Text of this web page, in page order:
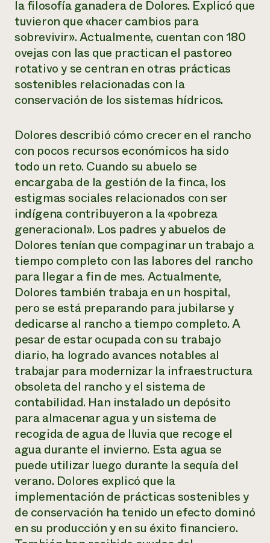
la filosofía ganadera de Dolores. Explicó que
tuvieron que «hacer cambios para
sobrevivir». Actualmente, cuentan con 180
ovejas con las que practican el pastoreo
rotativo y se centran en otras prácticas
sostenibles relacionadas con la
conservación de los sistemas hídricos.
Dolores describió cómo crecer en el rancho
con pocos recursos económicos ha sido
todo un reto. Cuando su abuelo se
encargaba de la gestión de la finca, los
estigmas sociales relacionados con ser
indígena contribuyeron a la «pobreza
generacional». Los padres y abuelos de
Dolores tenían que compaginar un trabajo a
tiempo completo con las labores del rancho
para llegar a fin de mes. Actualmente,
Dolores también trabaja en un hospital,
pero se está preparando para jubilarse y
dedicarse al rancho a tiempo completo. A
pesar de estar ocupada con su trabajo
diario, ha logrado avances notables al
trabajar para modernizar la infraestructura
obsoleta del rancho y el sistema de
contabilidad. Han instalado un depósito
para almacenar agua y un sistema de
recogida de agua de lluvia que recoge el
agua durante el invierno. Esta agua se
puede utilizar luego durante la sequía del
verano. Dolores explicó que la
implementación de prácticas sostenibles y
de conservación ha tenido un efecto dominó
en su producción y en su éxito financiero.